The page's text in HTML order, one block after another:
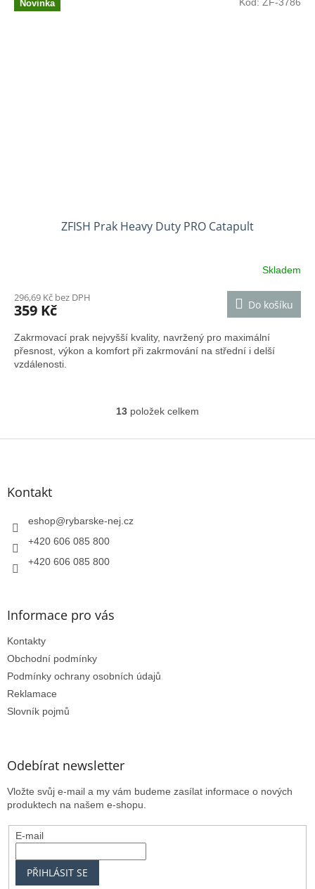
Novinka
ZFISH Prak Heavy Duty PRO Catapult
Skladem
296,69 Kč bez DPH
359 Kč Do košíku
Zakrmovací prak nejvyšší kvality, navržený pro maximální
přesnost, výkon a komfort při zakrmování na střední i delší
vzdálenosti.
O
l
13 položek celkem
Z
Kontakt
eshop@rybarske-nej.cz
+420 606 085 800
+420 606 085 800
Informace pro vás
Kontakty
Obchodní podmínky
Podmínky ochrany osobních údajů
Reklamace
Slovník pojmů
Odebírat newsletter
Vložte svůj e-mail a my vám budeme zasílat informace o nových
produktech na našem e-shopu.
E-mail
PŘIHLÁSIT SE